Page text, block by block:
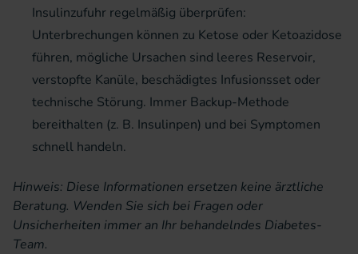
Insulinzufuhr regelmäßig überprüfen:
Unterbrechungen können zu Ketose oder Ketoazidose
führen, mögliche Ursachen sind leeres Reservoir,
verstopfte Kanüle, beschädigtes Infusionsset oder
technische Störung. Immer Backup-Methode
bereithalten (z. B. Insulinpen) und bei Symptomen
schnell handeln.
Hinweis: Diese Informationen ersetzen keine ärztliche
Beratung. Wenden Sie sich bei Fragen oder
Unsicherheiten immer an Ihr behandelndes Diabetes-
Team.